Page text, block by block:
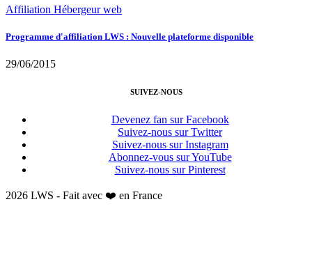
Affiliation Hébergeur web
Programme d'affiliation LWS : Nouvelle plateforme disponible
29/06/2015
SUIVEZ-NOUS
Devenez fan sur Facebook
Suivez-nous sur Twitter
Suivez-nous sur Instagram
Abonnez-vous sur YouTube
Suivez-nous sur Pinterest
2026 LWS - Fait avec ❤️ en France